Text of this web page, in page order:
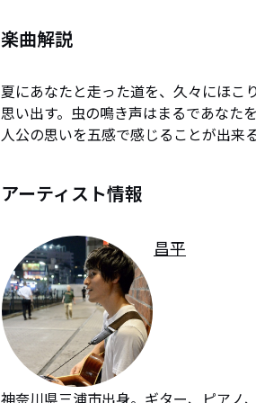
楽曲解説
夏にあなたと走った道を、久々にほこ
思い出す。虫の鳴き声はまるであなた
人公の思いを五感で感じることが出来
アーティスト情報
昌平
神奈川県三浦市出身。ギター、ピアノ